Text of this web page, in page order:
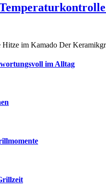
im Kamado Der
im Alltag